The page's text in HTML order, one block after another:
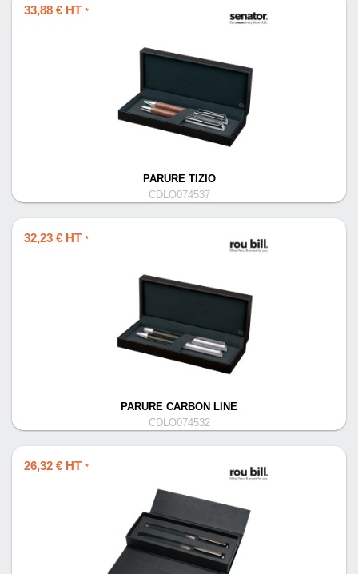
33,88 € HT *
PARURE TIZIO
CDLO074537
32,23 € HT *
PARURE CARBON LINE
CDLO074532
26,32 € HT *